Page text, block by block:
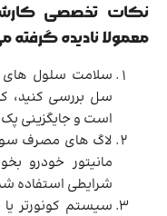
نکات تخصصی
معمولا نادیده گرفته
سلامت سلول های
سل بررسی کنید،
است و جایگزینی پک
لاگ های مصرف
مانیتور خودرو
شرایطی استفاده